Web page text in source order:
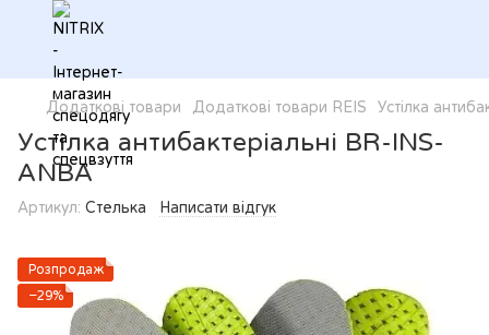
Додаткові товари Додаткові товари REIS Устілка
Устілка антибактеріальні BR-INS-
ANBA
Артикул: Стелька Написати відгук
Розпродаж
−29%